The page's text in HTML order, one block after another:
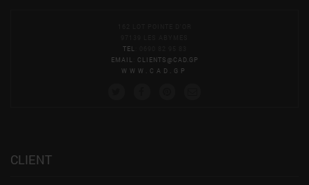
TEL
EMAIL
CLIENTS@CAD.GP
WWW.CAD.GP
CLIENT